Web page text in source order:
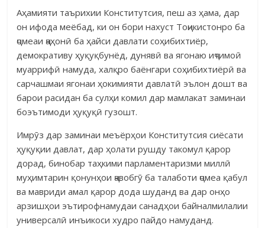
Аҳамияти таърихии Конститутсия, пеш аз ҳама, дар
он ифода меёбад, ки он бори нахуст Тоҷикистонро ба
ҷомеаи ҷаҳонӣ ба ҳайси давлати соҳибихтиёр,
демокративу ҳуқуқбунёд, дунявӣ ва ягонаю иҷтимоӣ
муаррифӣ намуда, халқро баёнгари соҳибихтиёрӣ ва
сарчашмаи ягонаи ҳокимияти давлатӣ эълон дошт ва
барои расидан ба сулҳи комил дар мамлакат заминаи
боэътимоди ҳуқуқӣ гузошт.
Имрӯз дар заминаи меъёрҳои Конститутсия сиёсати
ҳуқуқии давлат, дар ҳолати рушду такомул қарор
дорад, бинобар таҳкими парламентаризми миллӣ
муҳимтарин қонунҳои ҷавобгӯ ба талаботи ҷомеа қабул
ва мавриди амал қарор дода шуданд ва дар онҳо
арзишҳои эътирофнамудаи санадҳои байналмилалии
универсалӣ инъикоси худро пайдо намуданд.